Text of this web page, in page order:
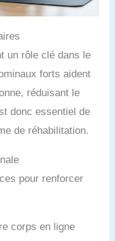
un rôle clé dans le
forts aident
réduisant le
donc essentiel de
de réhabilitation.
pour renforcer
corps en ligne